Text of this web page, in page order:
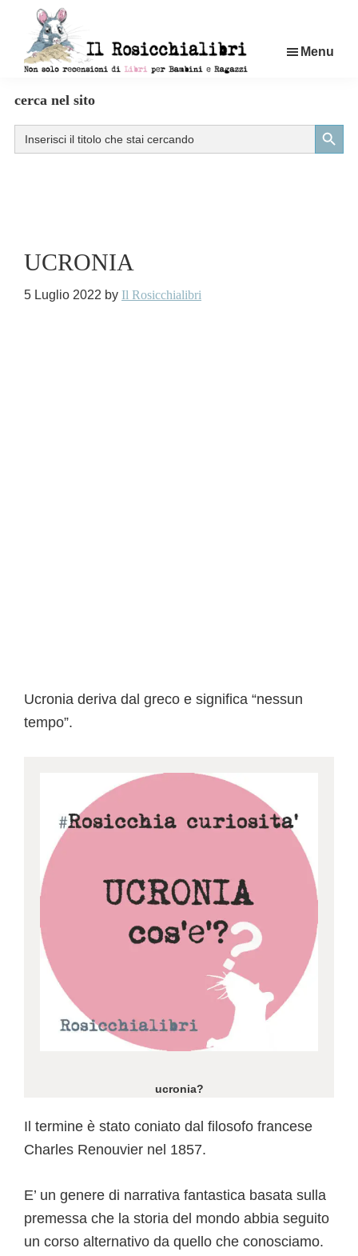
contenuto
di
libri
per
Menu
cerca nel sito
Search
for:
Search Button
UCRONIA
5 Luglio 2022 by Il Rosicchialibri
Ucronia deriva dal greco e significa “nessun
tempo”.
ucronia?
Il termine è stato coniato dal filosofo francese
Charles Renouvier nel 1857.
E’ un genere di narrativa fantastica basata sulla
premessa che la storia del mondo abbia seguito
un corso alternativo da quello che conosciamo.